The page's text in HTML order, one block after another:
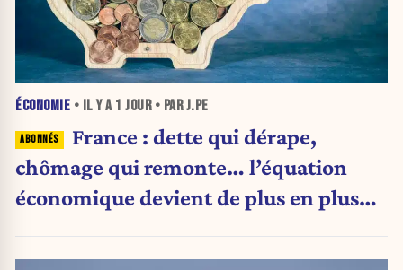
ÉCONOMIE • IL Y A 1 JOUR• PAR J.PE
France : dette qui dérape,
chômage qui remonte… l’équation
économique devient de plus en plus